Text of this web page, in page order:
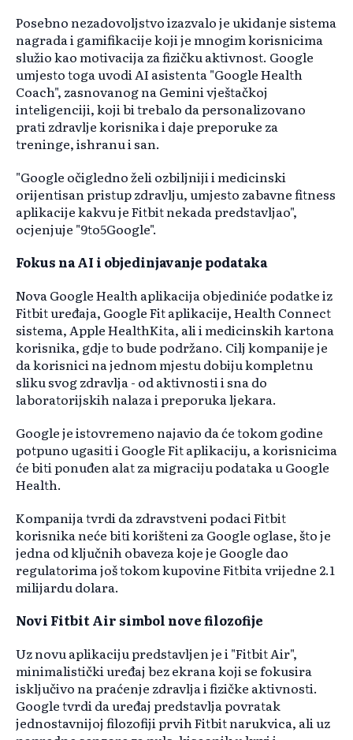
Posebno nezadovoljstvo izazvalo je ukidanje sistema
nagrada i gamifikacije koji je mnogim korisnicima
služio kao motivacija za fizičku aktivnost. Google
umjesto toga uvodi AI asistenta "Google Health
Coach", zasnovanog na Gemini vještačkoj
inteligenciji, koji bi trebalo da personalizovano
prati zdravlje korisnika i daje preporuke za
treninge, ishranu i san.
"Google očigledno želi ozbiljniji i medicinski
orijentisan pristup zdravlju, umjesto zabavne fitness
aplikacije kakvu je Fitbit nekada predstavljao",
ocjenjuje "9to5Google".
Fokus na AI i objedinjavanje podataka
Nova Google Health aplikacija objediniće podatke iz
Fitbit uređaja, Google Fit aplikacije, Health Connect
sistema, Apple HealthKita, ali i medicinskih kartona
korisnika, gdje to bude podržano. Cilj kompanije je
da korisnici na jednom mjestu dobiju kompletnu
sliku svog zdravlja - od aktivnosti i sna do
laboratorijskih nalaza i preporuka ljekara.
Google je istovremeno najavio da će tokom godine
potpuno ugasiti i Google Fit aplikaciju, a korisnicima
će biti ponuđen alat za migraciju podataka u Google
Health.
Kompanija tvrdi da zdravstveni podaci Fitbit
korisnika neće biti korišteni za Google oglase, što je
jedna od ključnih obaveza koje je Google dao
regulatorima još tokom kupovine Fitbita vrijedne 2.1
milijardu dolara.
Novi Fitbit Air simbol nove filozofije
Uz novu aplikaciju predstavljen je i "Fitbit Air",
minimalistički uređaj bez ekrana koji se fokusira
isključivo na praćenje zdravlja i fizičke aktivnosti.
Google tvrdi da uređaj predstavlja povratak
jednostavnijoj filozofiji prvih Fitbit narukvica, ali uz